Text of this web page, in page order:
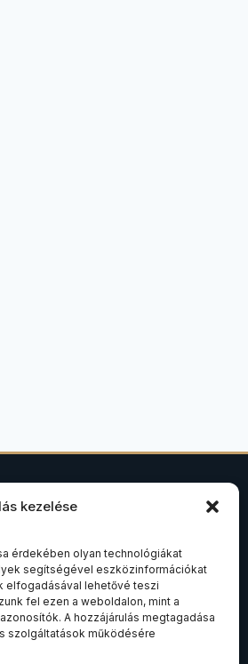
kezelése
érdekében olyan technológiákat
segítségével eszközinformációkat
elfogadásával lehetővé teszi
fel ezen a weboldalon, mint a
A hozzájárulás megtagadása
szolgáltatások működésére
csődeljárás